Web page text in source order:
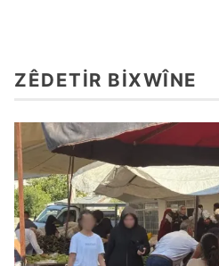
ZÊDETIR BIXWÎNE